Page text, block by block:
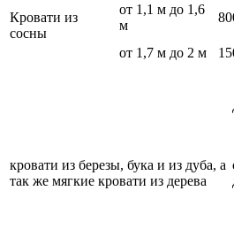
Кровати из
сосны
от 1,1 м до 1,6
м
от 1,7 м до 2 м
кровати из березы, бука и из дуба, а
так же мягкие кровати из дерева